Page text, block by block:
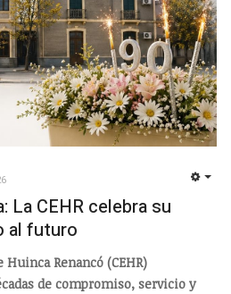
La CEHR celebra su
al futuro
Renancó (CEHR)
de compromiso, servicio y